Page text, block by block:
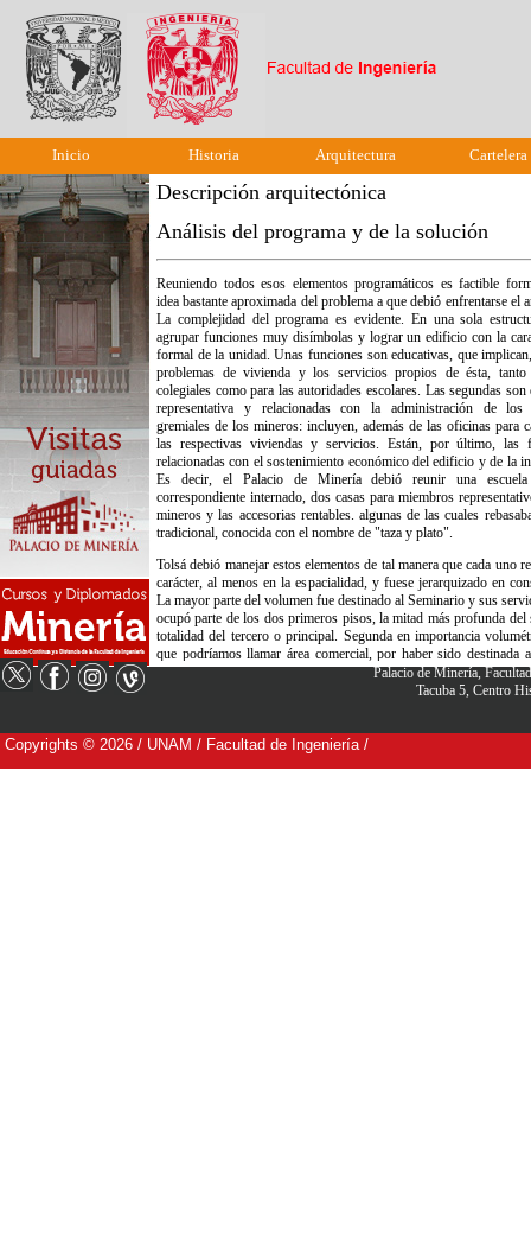
Inicio Historia Arquitectura Cartelera
Palacio de Minería,
Tacuba 5, Centro
Copyrights © 2026 / UNAM / Facultad de Ingeniería /